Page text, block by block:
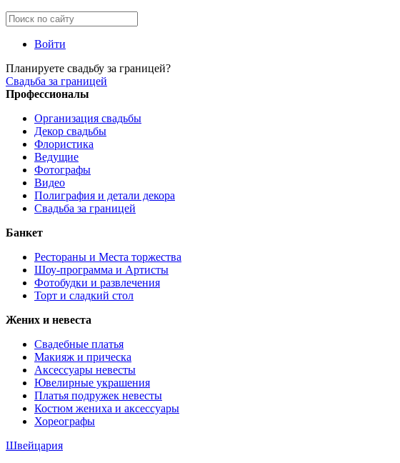
Войти
Планируете свадьбу за границей?
Свадьба за границей
Профессионалы
Организация свадьбы
Декор свадьбы
Флористика
Ведущие
Фотографы
Видео
Полиграфия и детали декора
Свадьба за границей
Банкет
Рестораны и Места торжества
Шоу-программа и Артисты
Фотобудки и развлечения
Торт и сладкий стол
Жених и невеста
Свадебные платья
Макияж и прическа
Аксессуары невесты
Ювелирные украшения
Платья подружек невесты
Костюм жениха и аксессуары
Хореографы
Швейцария